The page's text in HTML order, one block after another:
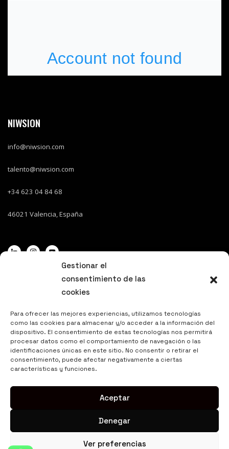
Gestionar el
consentimiento de las
cookies
Para ofrecer las mejores experiencias, utilizamos tecnologías
como las cookies para almacenar y/o acceder a la información del
dispositivo. El consentimiento de estas tecnologías nos permitirá
procesar datos como el comportamiento de navegación o las
identificaciones únicas en este sitio. No consentir o retirar el
consentimiento, puede afectar negativamente a ciertas
características y funciones.
Aceptar
Denegar
Ver preferencias
NIWSION
info@niwsion.com
talento@niwsion.com
+34 623 04 84 68
46021 Valencia, España
Politica de privacidad y aviso legal
Política de cookies